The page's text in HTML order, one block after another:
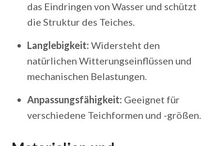
das Eindringen von Wasser und schützt
die Struktur des Teiches.
Langlebigkeit: Widersteht den
natürlichen Witterungseinflüssen und
mechanischen Belastungen.
Anpassungsfähigkeit: Geeignet für
verschiedene Teichformen und -größen.